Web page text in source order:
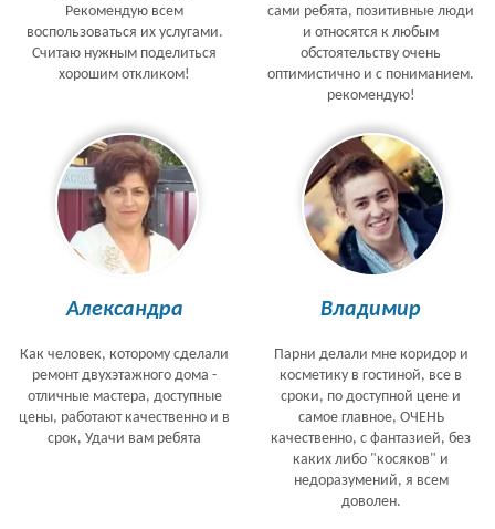
Рекомендую всем
воспользоваться их услугами.
Считаю нужным поделиться
хорошим откликом!
сами ребята, позитивные люди
и относятся к любым
обстоятельству очень
оптимистично и с пониманием.
рекомендую!
Александра
Как человек, которому сделали
ремонт двухэтажного дома -
отличные мастера, доступные
цены, работают качественно и в
срок, Удачи вам ребята
Владимир
Парни делали мне коридор и
косметику в гостиной, все в
сроки, по доступной цене и
самое главное, ОЧЕНЬ
качественно, с фантазией, без
каких либо "косяков" и
недоразумений, я всем
доволен.